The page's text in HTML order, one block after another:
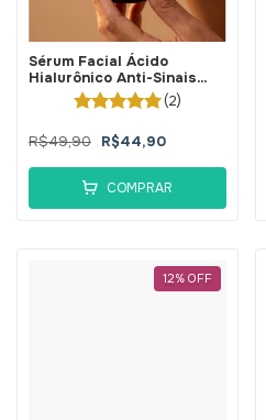
Sérum Facial Ácido
Hialurônico Anti-Sinais
30ml - BellaPhytus(2)
R$49,90 R$44,90
COMPRAR
12% OFF